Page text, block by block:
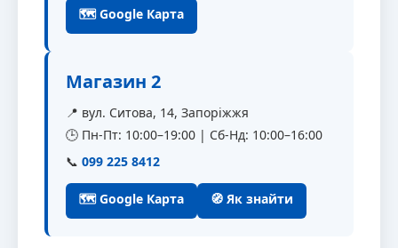
🗺 Google Карта
Магазин 2
📍 вул. Ситова, 14, Запоріжжя
🕒 Пн-Пт: 10:00–19:00 | Сб-Нд: 10:00–16:00
📞 099 225 8412
🗺 Google Карта 🧭 Як знайти